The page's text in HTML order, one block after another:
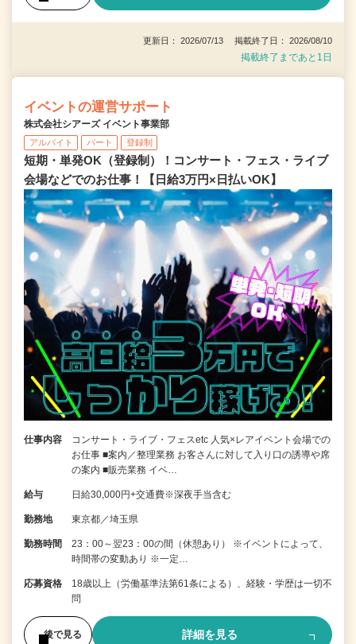
更新日： 2026/07/13 掲載終了日： 2026/08/10
掲載終了まであと1日
イベントの運営サポート
株式会社シアーズ イベント事業部
アルバイト パート 登録制
短期・単発OK（登録制）！コンサート・フェス・ライブ
会場などでのお仕事！【日給3万円×日払いOK】
仕事内容
コンサート・ライブ・フェスetc 人気×レアイベント会場での
お仕事 ■案内／整理業務 お客さんに対して入り口の誘導や席
の案内 ■販売業務 イベ…
給与 日給30,000円+交通費※深夜手当含む
勤務地 東京都／埼玉県
勤務時間
23：00～翌23：00の間（休憩あり） ※イベントによって、
時間帯の変動あり ※一定…
応募資格
18歳以上（労働基準法第61条による）、経験・学歴は一切不
問
後で見る 詳細を見る